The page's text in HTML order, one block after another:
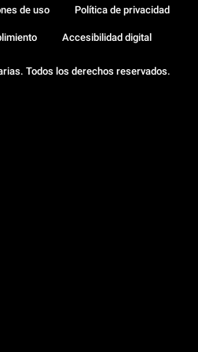
Todos los derechos reservados.
de uso Política de privacidad
Accesibilidad digital